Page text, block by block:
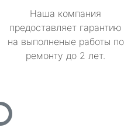
Наша компания
предоставляет гарантию
на выполненые работы по
ремонту до 2 лет.